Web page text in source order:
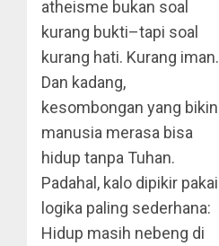
atheisme bukan soal
kurang bukti–tapi soal
kurang hati. Kurang iman.
Dan kadang,
kesombongan yang bikin
manusia merasa bisa
hidup tanpa Tuhan.
Padahal, kalo dipikir pakai
logika paling sederhana:
Hidup masih nebeng di